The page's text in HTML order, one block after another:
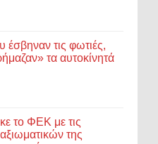
τις φωτιές,
τα αυτοκίνητά
το ΦΕΚ με τις
της